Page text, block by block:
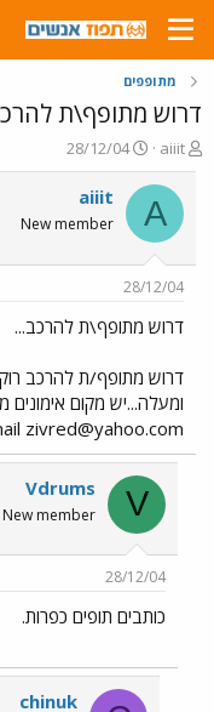
מתופפים
דרוש מתופף\ת
פ
ו
ת
ח
ה
ש
א
aiiit
פ
ו
ס
ם
ת
א
ר
28/12/04
A
aiiit
New member
28/12/04
דרוש מתופף\ת להרכב...
ומעלה...יש מקום
zivred@yahoo.com
V
Vdrums
New member
28/12/04
כותבים תופים כפרות.
chinuk